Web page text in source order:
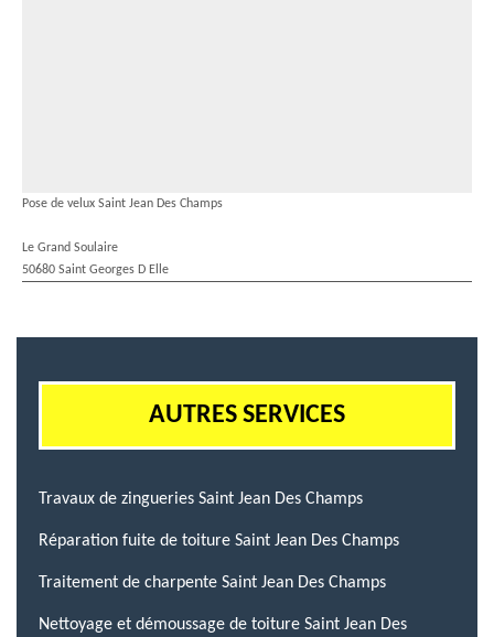
Pose de velux Saint Jean Des Champs
Le Grand Soulaire
50680 Saint Georges D Elle
AUTRES SERVICES
Travaux de zingueries Saint Jean Des Champs
Réparation fuite de toiture Saint Jean Des Champs
Traitement de charpente Saint Jean Des Champs
Nettoyage et démoussage de toiture Saint Jean Des